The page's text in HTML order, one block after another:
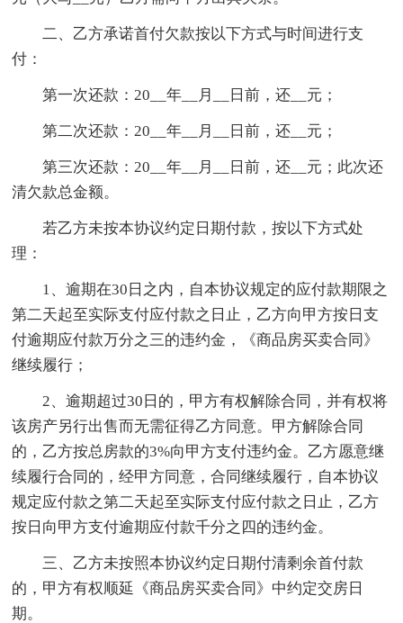
二、乙方承诺首付欠款按以下方式与时间进行支
付：
第一次还款：20__年__月__日前，还__元；
第二次还款：20__年__月__日前，还__元；
第三次还款：20__年__月__日前，还__元；此次还
清欠款总金额。
若乙方未按本协议约定日期付款，按以下方式处
理：
1、逾期在30日之内，自本协议规定的应付款期限之
第二天起至实际支付应付款之日止，乙方向甲方按日支
付逾期应付款万分之三的违约金，《商品房买卖合同》
继续履行；
2、逾期超过30日的，甲方有权解除合同，并有权将
该房产另行出售而无需征得乙方同意。甲方解除合同
的，乙方按总房款的3%向甲方支付违约金。乙方愿意继
续履行合同的，经甲方同意，合同继续履行，自本协议
规定应付款之第二天起至实际支付应付款之日止，乙方
按日向甲方支付逾期应付款千分之四的违约金。
三、乙方未按照本协议约定日期付清剩余首付款
的，甲方有权顺延《商品房买卖合同》中约定交房日
期。